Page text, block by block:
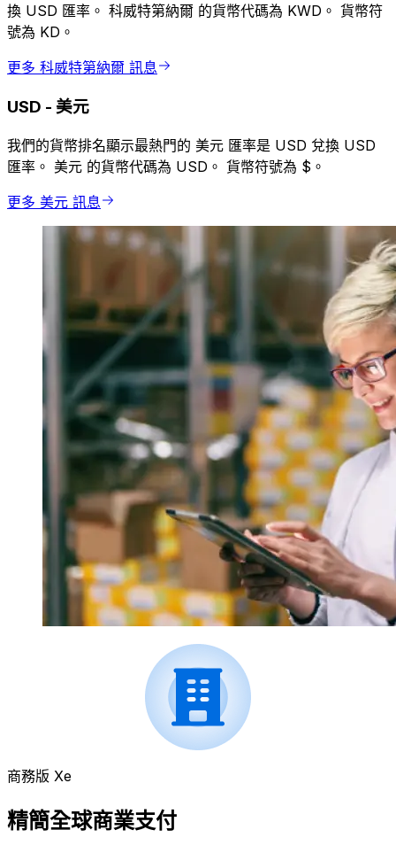
換 USD 匯率。 科威特第納爾 的貨幣代碼為 KWD。 貨幣符
號為 KD。
更多 科威特第納爾 訊息
USD - 美元
我們的貨幣排名顯示最熱門的 美元 匯率是 USD 兌換 USD
匯率。 美元 的貨幣代碼為 USD。 貨幣符號為 $。
更多 美元 訊息
商務版 Xe
精簡全球商業支付